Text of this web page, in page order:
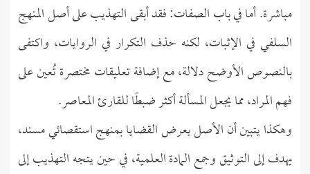
مباشرة. أما في باب الصفات: فقد أبقى التهذيب على أصل المنهج
السلفي في الإثبات، لكنه حذف التكرار في الروايات، واكتفى
بالنصوص الأوضح دلالة، مع إضافة تعليقات مختصرة تُعين على
فهم المراد، مما يجعل المسألة أكثر ضبطًا للقارئ المعاصر.
وهكذا يتبين أن الأصل يعرض القضايا بمنهج استقصائي مسند،
يهدف إلى التوثيق وجمع المادة العلمية، في حين يتجه التهذيب إلى